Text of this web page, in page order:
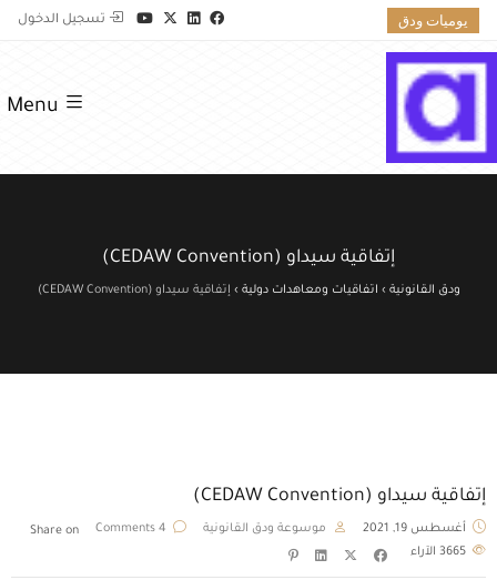
يوميات ودق تسجيل الدخول
Menu
إتفاقية سيداو (CEDAW Convention)
ودق القانونية › اتفاقيات ومعاهدات دولية › إتفاقية سيداو (CEDAW Convention)
إتفاقية سيداو (CEDAW Convention)
أغسطس 19, 2021 موسوعة ودق القانونية
4 Comments
الآراء
Share on